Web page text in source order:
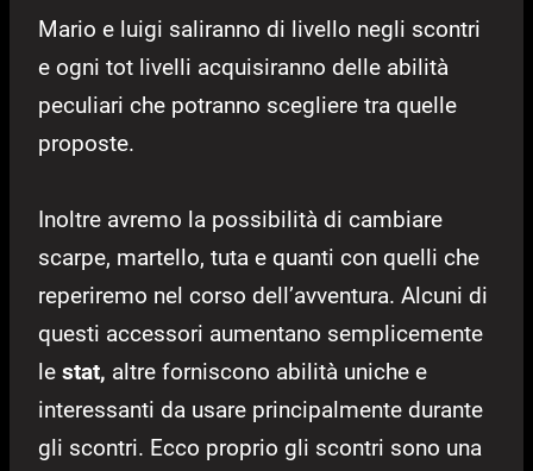
Mario e luigi saliranno di livello negli scontri
e ogni tot livelli acquisiranno delle abilità
peculiari che potranno scegliere tra quelle
proposte.
Inoltre avremo la possibilità di cambiare
scarpe, martello, tuta e quanti con quelli che
reperiremo nel corso dell’avventura. Alcuni di
questi accessori aumentano semplicemente
le stat, altre forniscono abilità uniche e
interessanti da usare principalmente durante
gli scontri. Ecco proprio gli scontri sono una